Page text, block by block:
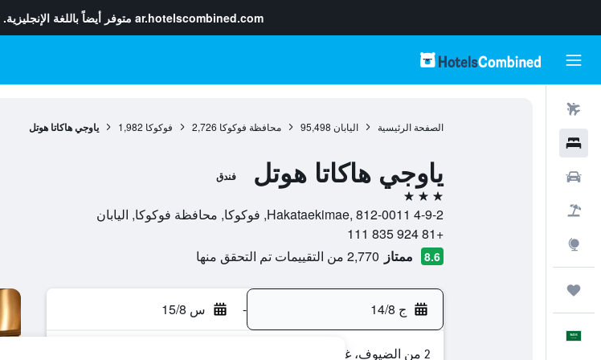
ar.hotelscombined.com متوفر أيضاً باللغة الإنجليزية.
الصفحة الرئيسية اليابان 95,498 محافظة فوكوكا 2,726 فوكوكا 1,982 ياوجي هاكاتا هوتل
ياوجي هاكاتا هوتل فندق
3 نجوم
4-9-2 Hakataekimae, 812-0011, فوكوكا, محافظة فوكوكا, اليابان
+81 924 835 111
8.6 ممتاز 2,770 من التقييمات تم التحقق منها
ج 14/8 - س 15/8
2 من الضيوف، غرفة واحدة